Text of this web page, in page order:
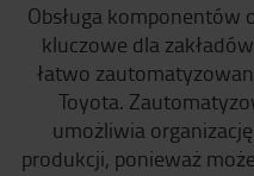
Obsługa
kluczowe dla
łatwo
Toyota.
umożliwia
produkcji, ponieważ